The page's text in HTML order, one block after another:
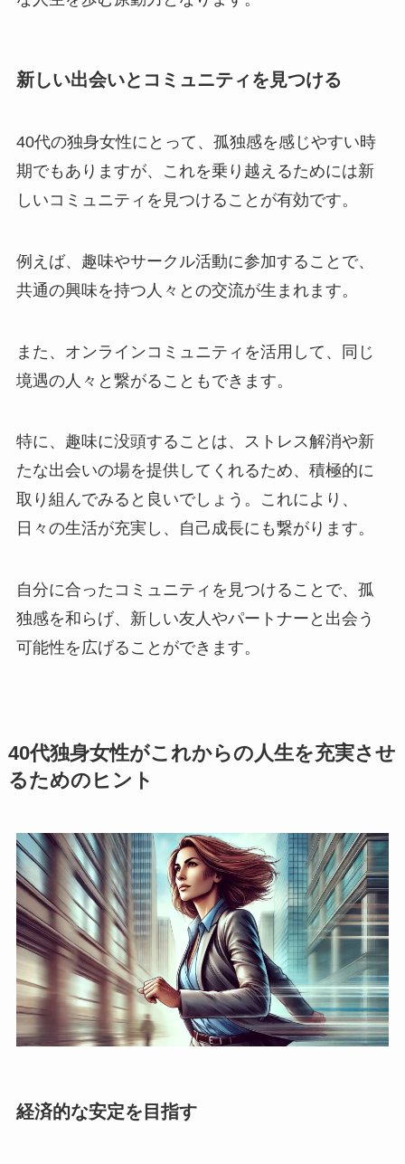
新しい出会いとコミュニティを見つける
40代の独身女性にとって、孤独感を感じやすい時
期でもありますが、これを乗り越えるためには新
しいコミュニティを見つけることが有効です。
例えば、趣味やサークル活動に参加することで、
共通の興味を持つ人々との交流が生まれます。
また、オンラインコミュニティを活用して、同じ
境遇の人々と繋がることもできます​。
特に、趣味に没頭することは、ストレス解消や新
たな出会いの場を提供してくれるため、積極的に
取り組んでみると良いでしょう。これにより、
日々の生活が充実し、自己成長にも繋がります​。
自分に合ったコミュニティを見つけることで、孤
独感を和らげ、新しい友人やパートナーと出会う
可能性を広げることができます。
40代独身女性がこれからの人生を充実させ
るためのヒント
経済的な安定を目指す